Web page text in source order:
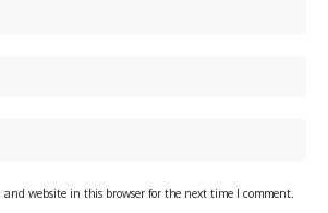
and website in this browser for the next time I comment.